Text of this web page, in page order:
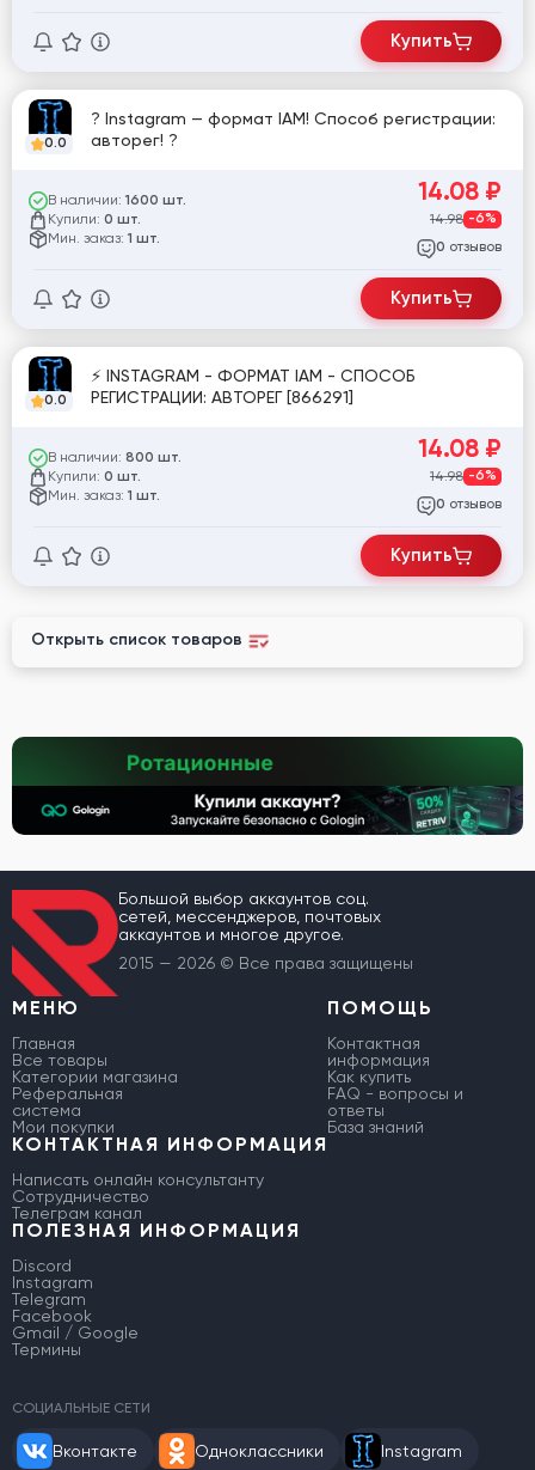
Купить
0.0
? Instagram — формат IAM! Способ регистрации:
авторег! ?
В наличии: 1600 шт.
Купили: 0 шт.
Мин. заказ: 1 шт.
14.08 ₽
14.98 -6%
0 отзывов
Купить
0.0
⚡️ INSTAGRAM - ФОРМАТ IAM - СПОСОБ
РЕГИСТРАЦИИ: АВТОРЕГ [866291]
В наличии: 800 шт.
Купили: 0 шт.
Мин. заказ: 1 шт.
14.08 ₽
14.98 -6%
0 отзывов
Купить
Открыть список товаров
Большой выбор аккаунтов соц.
сетей, мессенджеров, почтовых
аккаунтов и многое другое.
2015 — 2026 © Все права защищены
МЕНЮ
Главная
Все товары
Категории магазина
Реферальная
система
Мои покупки
ПОМОЩЬ
Контактная
информация
Как купить
FAQ - вопросы и
ответы
База знаний
КОНТАКТНАЯ ИНФОРМАЦИЯ
Написать онлайн консультанту
Сотрудничество
Телеграм канал
ПОЛЕЗНАЯ ИНФОРМАЦИЯ
Discord
Instagram
Telegram
Facebook
Gmail / Google
Термины
СОЦИАЛЬНЫЕ СЕТИ
Вконтакте Одноклассники Instagram